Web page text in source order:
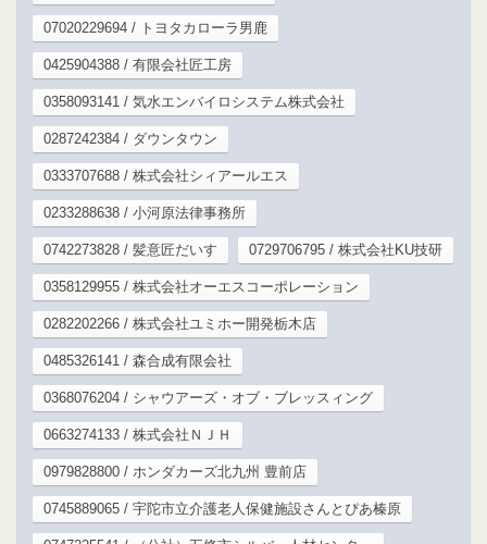
07020229694 / トヨタカローラ男鹿
0425904388 / 有限会社匠工房
0358093141 / 気水エンバイロシステム株式会社
0287242384 / ダウンタウン
0333707688 / 株式会社シィアールエス
0233288638 / 小河原法律事務所
0742273828 / 髪意匠だいす 0729706795 / 株式会社KU技研
0358129955 / 株式会社オーエスコーポレーション
0282202266 / 株式会社ユミホー開発栃木店
0485326141 / 森合成有限会社
0368076204 / シャウアーズ・オブ・ブレッスィング
0663274133 / 株式会社ＮＪＨ
0979828800 / ホンダカーズ北九州 豊前店
0745889065 / 宇陀市立介護老人保健施設さんとぴあ榛原